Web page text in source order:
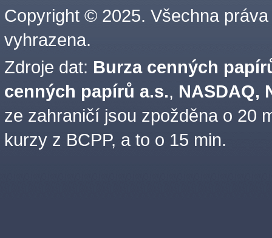
Copyright © 2025. Všechna práva
vyhrazena.
Zdroje dat: Burza cenných
cenných papírů a.s., NASDAQ,
ze zahraničí jsou zpožděna o 20
kurzy z BCPP, a to o 15 min.